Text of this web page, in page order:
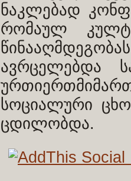
ნაკლებად
რომაულ
ავრცელებდა
სოციალური
ცდილობდა.